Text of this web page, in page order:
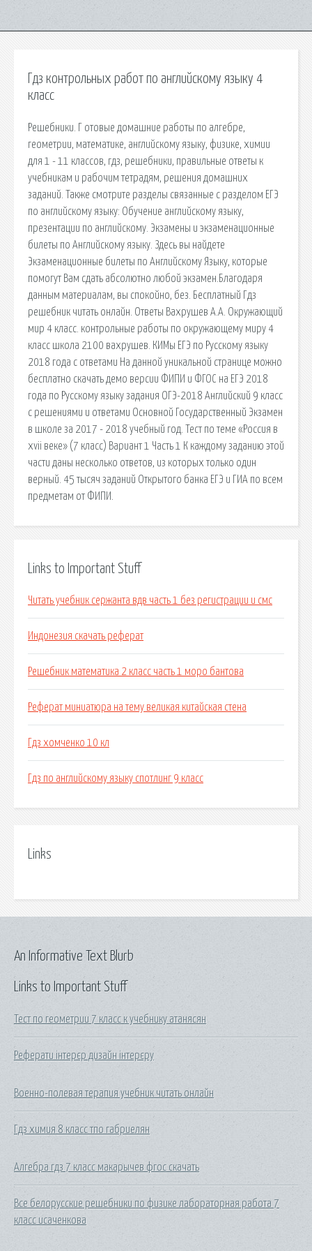
Гдз контрольных работ по английскому языку 4
класс
Решебники. Г отовые домашние работы по алгебре,
геометрии, математике, английскому языку, физике, химии
для 1 - 11 классов, гдз, решебники, правильные ответы к
учебникам и рабочим тетрадям, решения домашних
заданий. Также смотрите разделы связанные с разделом ЕГЭ
по английскому языку: Обучение английскому языку,
презентации по английскому. Экзамены и экзаменационные
билеты по Английскому языку. Здесь вы найдете
Экзаменационные билеты по Английскому Языку, которые
помогут Вам сдать абсолютно любой экзамен.Благодаря
данным материалам, вы спокойно, без. Бесплатный Гдз
решебник читать онлайн. Ответы Вахрушев А.А. Окружающий
мир 4 класс. контрольные работы по окружающему миру 4
класс школа 2100 вахрушев. КИМы ЕГЭ по Русскому языку
2018 года с ответами На данной уникальной странице можно
бесплатно скачать демо версии ФИПИ и ФГОС на ЕГЭ 2018
года по Русскому языку задания ОГЭ-2018 Английский 9 класс
с решениями и ответами Основной Государственный Экзамен
в школе за 2017 - 2018 учебный год. Тест по теме «Россия в
xvii веке» (7 класс) Вариант 1 Часть 1 К каждому заданию этой
части даны несколько ответов, из которых только один
верный. 45 тысяч заданий Открытого банка ЕГЭ и ГИА по всем
предметам от ФИПИ.
Links to Important Stuff
Читать учебник сержанта вдв часть 1 без регистрации и смс
Индонезия скачать реферат
Решебник математика 2 класс часть 1 моро бантова
Реферат миниатюра на тему великая китайская стена
Гдз хомченко 10 кл
Гдз по английскому языку спотлинг 9 класс
Links
Links to Important Stuff
Тест по геометрии 7 класс к учебнику атанясян
Реферати інтерєр дизайн інтерєру
Военно-полевая терапия учебник читать онлайн
Гдз химия 8 класс тпо габриелян
Алгебра гдз 7 класс макарычев фгос скачать
Все белорусские решебники по физике лабораторная работа 7
класс исаченкова
An Informative Text Blurb